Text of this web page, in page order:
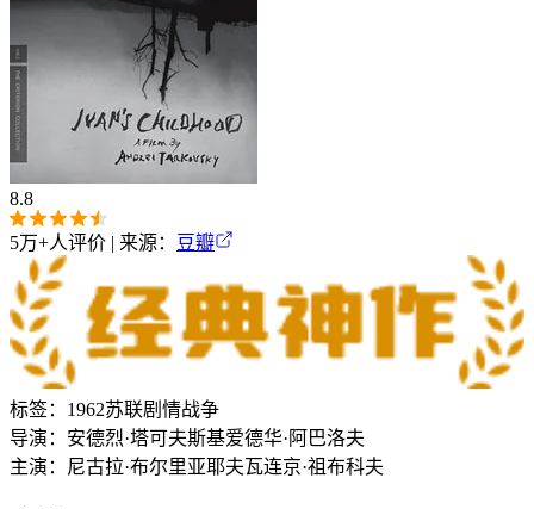
8.8
5万+人评价 | 来源： 豆瓣
标签： 1962苏联剧情战争
导演： 安德烈·塔可夫斯基爱德华·阿巴洛夫
主演：
尼古拉·布尔里亚耶夫瓦连京·祖布科夫